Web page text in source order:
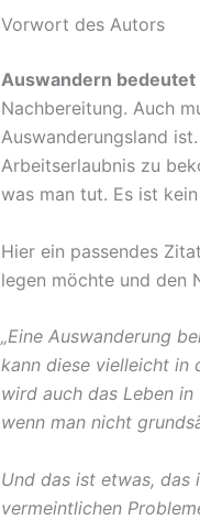
Vorwort des Autors
Auswandern
Nachbereitung. Auch
Auswanderungsland
Arbeitserlaubnis zu
was man tut. Es ist
Hier ein passendes
legen möchte und den
„Eine Auswanderung
kann diese vielleicht in
wird auch das Leben
wenn man nicht
Und das ist etwas, das
vermeintlichen